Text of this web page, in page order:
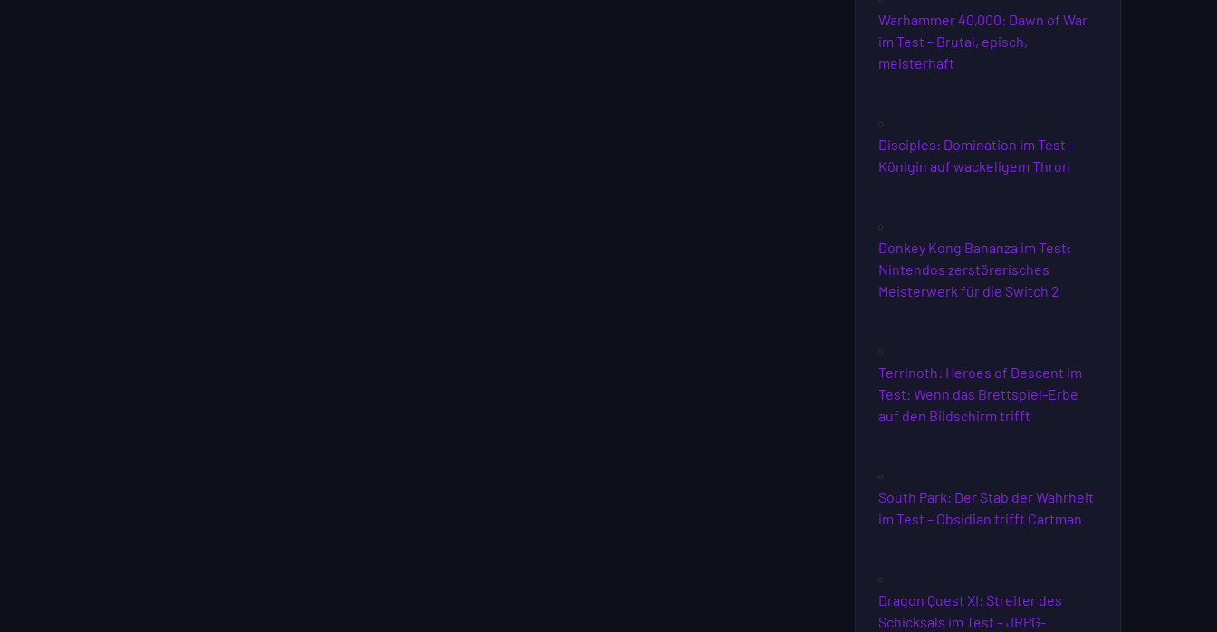
Warhammer 40,000: Dawn of War
im Test – Brutal, episch,
meisterhaft
Disciples: Domination im Test –
Königin auf wackeligem Thron
Donkey Kong Bananza im Test:
Nintendos zerstörerisches
Meisterwerk für die Switch 2
Terrinoth: Heroes of Descent im
Test: Wenn das Brettspiel-Erbe
auf den Bildschirm trifft
South Park: Der Stab der Wahrheit
im Test – Obsidian trifft Cartman
Dragon Quest XI: Streiter des
Schicksals im Test – JRPG-